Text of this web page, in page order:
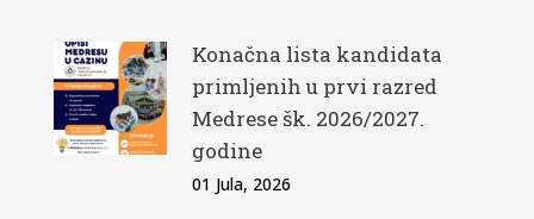
Konačna lista kandidata
primljenih u prvi razred
Medrese šk. 2026/2027.
godine
01 Jula, 2026